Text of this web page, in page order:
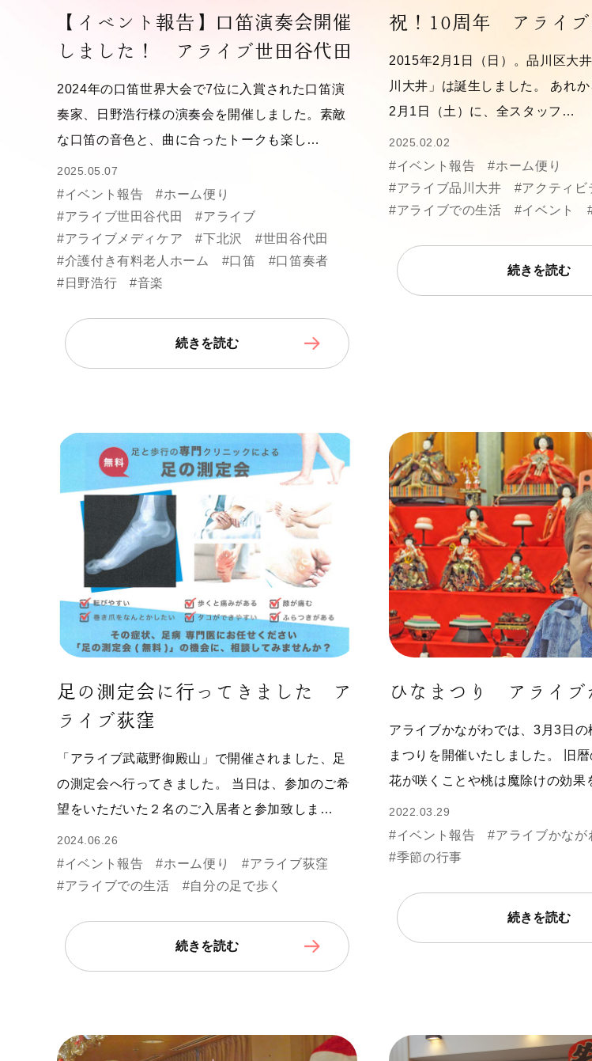
【イベント報告】口笛演奏会開催
しました！ アライブ世田谷代田
2024年の口笛世界大会で7位に入賞された口笛演
奏家、日野浩行様の演奏会を開催しました。素敵
な口笛の音色と、曲に合ったトークも楽し…
2025.05.07
#イベント報告
#ホーム便り
#アライブ世田谷代田
#アライブ
#アライブメディケア
#下北沢
#世田谷代田
#介護付き有料老人ホーム
#口笛
#口笛奏者
#日野浩行
#音楽
続きを読む
祝！10周年 アライブ
2015年2月1日（日）。品川区大
川大井」は誕生しました。 あれ
2月1日（土）に、全スタッフ…
2025.02.02
#イベント報告
#ホーム便り
#アライブ品川大井
#アクティビ
#アライブでの生活
#イベント
続きを読む
足の測定会に行ってきました ア
ライブ荻窪
「アライブ武蔵野御殿山」で開催されました、足
の測定会へ行ってきました。 当日は、参加のご希
望をいただいた２名のご入居者と参加致しま…
2024.06.26
#イベント報告 #ホーム便り
#アライブ荻窪
#アライブでの生活
#自分の足で歩く
続きを読む
ひなまつり アライブ
アライブかながわでは、3月3日の
まつりを開催いたしました。 旧
花が咲くことや桃は魔除けの効
2022.03.29
#イベント報告
#アライブかなが
#季節の行事
続きを読む